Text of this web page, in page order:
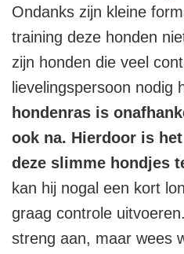
Ondanks zijn kleine
training deze honden
zijn honden die veel
lievelingspersoon nodig
hondenras is
ook na. Hierdoor is
deze slimme hondjes
kan hij nogal een kort
graag controle
streng aan, maar wees